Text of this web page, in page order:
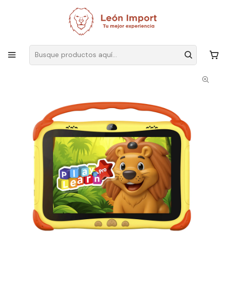
Envíos GRATIS
Teléfonos y Tablet
Tablet Play & Learn Pro Mlab 4GB Ram 64 Memoria Diseñada Para